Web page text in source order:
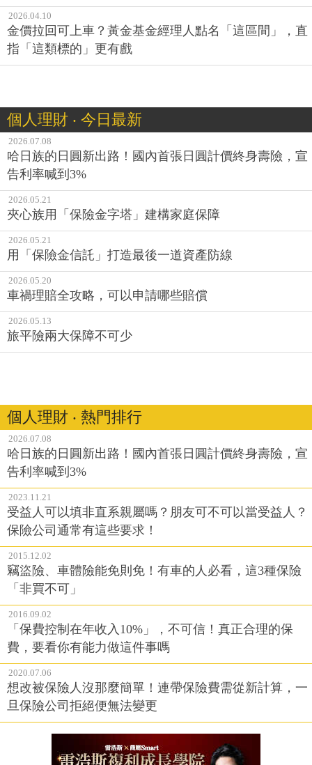
2026.04.10
金價拉回可上車？黃金基金經理人點名「這區間」，直
指「這類標的」更有戲
個人理財 ‧ 今日最新
2026.07.08
哈日族的日圓新出路！國內首張日圓計價終身壽險，宣
告利率喊到3%
2026.05.21
夾心族用「保險金字塔」建構家庭保障
2026.05.21
用「保險金信託」打造最後一道資產防線
2026.05.20
車禍理賠全攻略，可以申請哪些賠償
2026.05.13
旅平險兩大保障不可少
個人理財 ‧ 熱門排行
2026.07.08
哈日族的日圓新出路！國內首張日圓計價終身壽險，宣
告利率喊到3%
2023.11.21
受益人可以填非直系親屬嗎？朋友可不可以當受益人？
保險公司通常有這些要求！
2015.12.02
竊盜險、車體險能免則免！有車的人必看，這3種保險
「非買不可」
2016.09.02
「保費控制在年收入10%」，不可信！真正合理的保
費，要看你有能力做這件事嗎
2020.07.06
想改被保險人沒那麼簡單！連帶保險費需從新計算，一
旦保險公司拒絕便無法變更